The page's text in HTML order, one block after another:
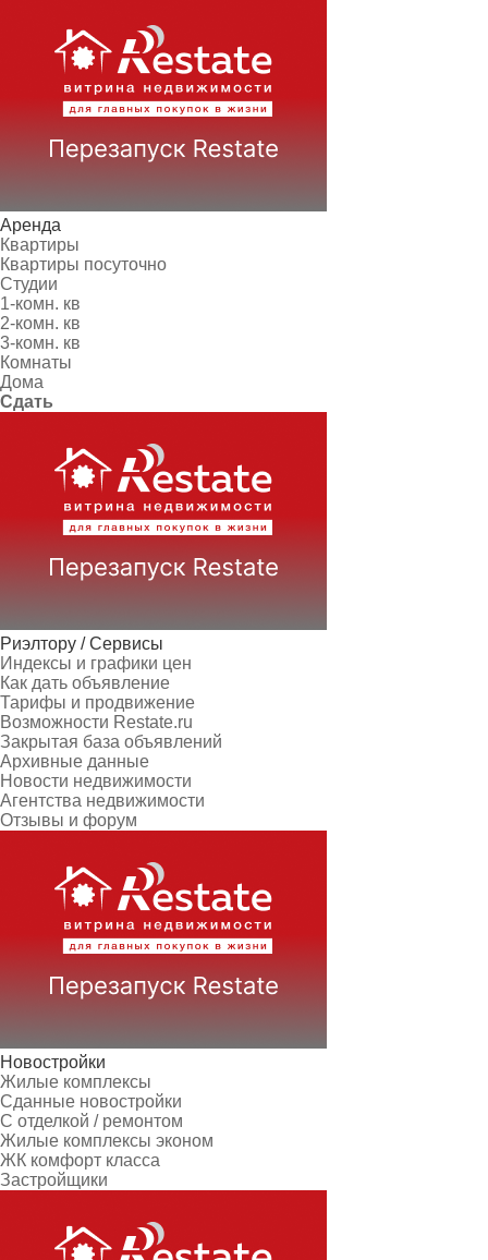
Аренда
Квартиры
Квартиры посуточно
Студии
1-комн. кв
2-комн. кв
3-комн. кв
Комнаты
Дома
Сдать
Риэлтору / Сервисы
Индексы и графики цен
Как дать объявление
Тарифы и продвижение
Возможности Restate.ru
Закрытая база объявлений
Архивные данные
Новости недвижимости
Агентства недвижимости
Отзывы и форум
Новостройки
Жилые комплексы
Сданные новостройки
С отделкой / ремонтом
Жилые комплексы эконом
ЖК комфорт класса
Застройщики